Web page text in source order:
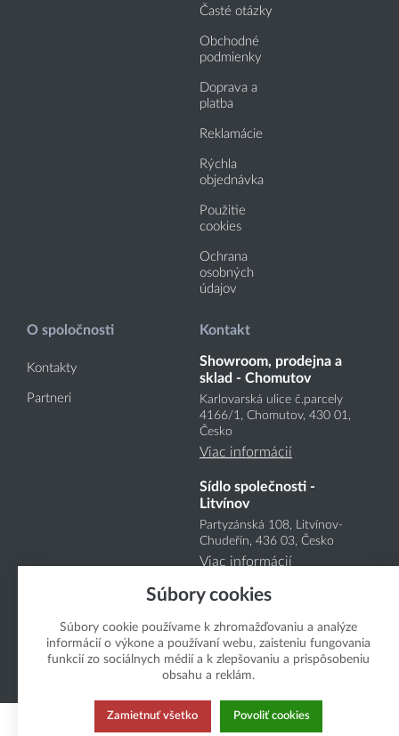
Časté otázky
Obchodné
podmienky
Doprava a
platba
Reklamácie
Rýchla
objednávka
Použitie
cookies
Ochrana
osobných
údajov
O spoločnosti
Kontakty
Partneri
Kontakt
Showroom, prodejna a
sklad - Chomutov
Karlovarská ulice č.parcely
4166/1, Chomutov, 430 01,
Česko
Viac informácií
Sídlo společnosti -
Litvínov
Partyzánská 108, Litvínov-
Chudeřín, 436 03, Česko
Viac informácií
Súbory cookies
Súbory cookie používame k zhromažďovaniu a analýze
informácií o výkone a používaní webu, zaisteniu fungovania
funkcií zo sociálnych médií a k zlepšovaniu a prispôsobeniu
obsahu a reklám.
Zamietnuť všetko Povoliť cookies